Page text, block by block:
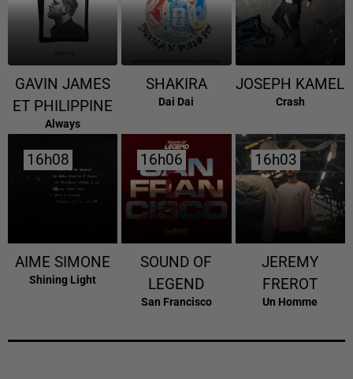
GAVIN JAMES
ET PHILIPPINE
Always
SHAKIRA
Dai Dai
JOSEPH KAMEL
Crash
16h08
16h08
AIME SIMONE
Shining Light
16h06
16h06
SOUND OF
LEGEND
San Francisco
16h03
16h03
JEREMY
FREROT
Un Homme